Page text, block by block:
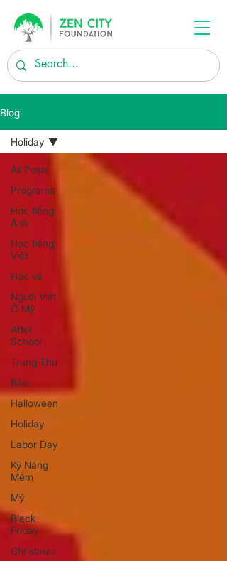
Blog
All Posts
Programs
Học tiếng
Anh
Học tiếng
Việt
Học vẽ
Người Việt
Ở Mỹ
After
School
Trung Thu
Bão
Halloween
Holiday
Labor Day
Kỹ Năng
Mềm
Mỹ
Black
Friday
Christmas
Holiday